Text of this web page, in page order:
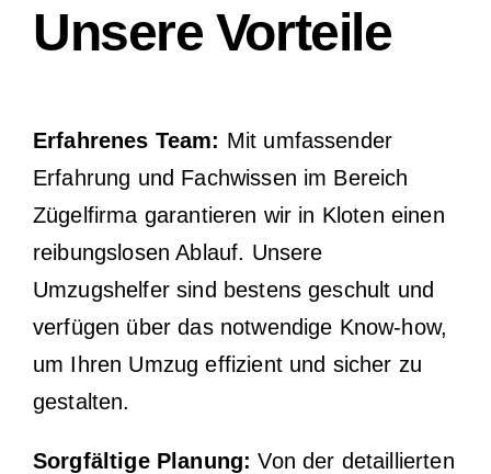
Unsere Vorteile
Erfahrenes Team: Mit umfassender
Erfahrung und Fachwissen im Bereich
Zügelfirma garantieren wir in Kloten einen
reibungslosen Ablauf. Unsere
Umzugshelfer sind bestens geschult und
verfügen über das notwendige Know-how,
um Ihren Umzug effizient und sicher zu
gestalten.
Sorgfältige Planung: Von der detaillierten